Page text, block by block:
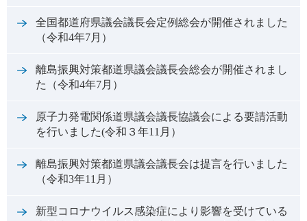
全国都道府県議会議長会定例総会が開催されました
（令和4年7月）
離島振興対策都道県議会議長会総会が開催されまし
た（令和4年7月）
原子力発電関係道県議会議長協議会による要請活動
を行いました(令和３年11月）
離島振興対策都道県議会議長会は提言を行いました
（令和3年11月）
新型コロナウイルス感染症により影響を受けている